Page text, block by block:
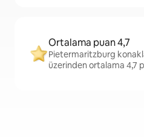
Ortalama puan 4,7
Pietermaritzburg
üzerinden ortalama 4,7